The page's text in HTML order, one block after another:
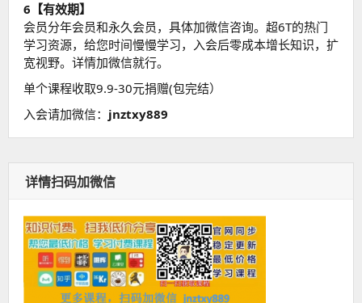
6【有效期】
会员分年会员和永久会员，具体加微信咨询。超6T的热门
学习资源，给您时间慢慢学习，入会后零成本增长知识，扩
宽视野。详情加微信就行。
单个课程收取9.9-30元捐赠(包完结）
入会请加微信： jnztxy889
详情扫码加微信